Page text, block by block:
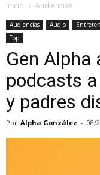
Inicio Audiencias
Audiencias Audio
Top
Gen Alpha
podcasts
y padres
Por Alpha González - 08/